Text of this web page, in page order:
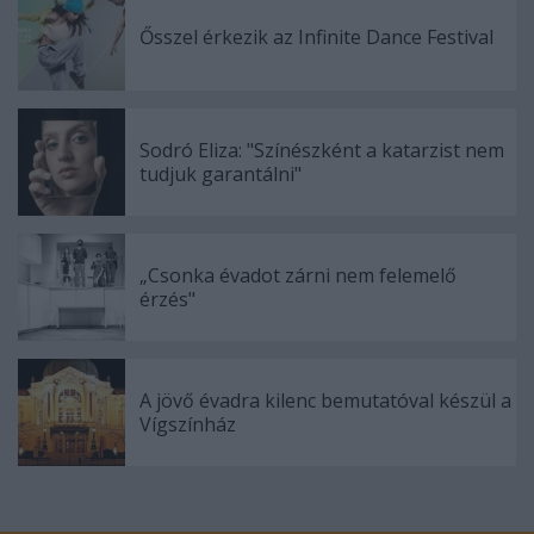
Ősszel érkezik az Infinite Dance Festival
Sodró Eliza: "Színészként a katarzist nem
tudjuk garantálni"
„Csonka évadot zárni nem felemelő
érzés"
A jövő évadra kilenc bemutatóval készül a
Vígszínház